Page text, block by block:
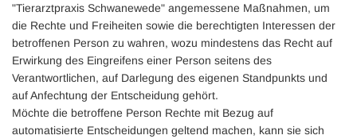
"Tierarztpraxis Schwanewede" angemessene Maßnahmen, um
die Rechte und Freiheiten sowie die berechtigten Interessen der
betroffenen Person zu wahren, wozu mindestens das Recht auf
Erwirkung des Eingreifens einer Person seitens des
Verantwortlichen, auf Darlegung des eigenen Standpunkts und
auf Anfechtung der Entscheidung gehört.
Möchte die betroffene Person Rechte mit Bezug auf
automatisierte Entscheidungen geltend machen, kann sie sich